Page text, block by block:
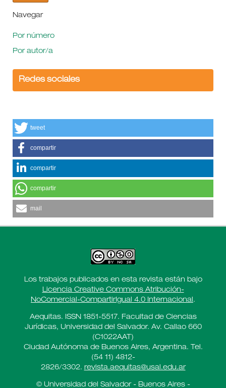
Navegar
Por número
Por autor/a
Redes sociales
tweet
compartir
compartir
compartir
mail
Los trabajos publicados en esta revista están bajo
Licencia Creative Commons Atribución-
NoComercial-CompartirIgual 4.0 Internacional .
Aequitas. ISSN 1851-5517. Facultad de Ciencias
Jurídicas, Universidad del Salvador. Av. Callao 660
(C1022AAT)
Ciudad Autónoma de Buenos Aires, Argentina. Tel.
(54 11) 4812-
2826/3302. revista.aequitas@usal.edu.ar
© Universidad del Salvador - Buenos Aires -